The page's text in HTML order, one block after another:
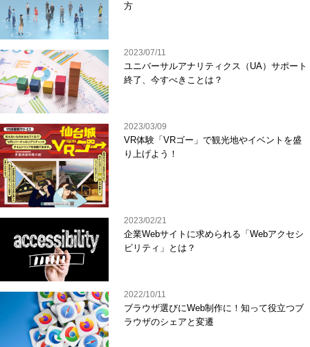
方
2023/07/11
ユニバーサルアナリティクス（UA）サポート
終了、今すべきことは？
2023/03/09
VR体験「VRゴー」で観光地やイベントを盛
り上げよう！
2023/02/21
企業Webサイトに求められる「Webアクセシ
ビリティ」とは？
2022/10/11
ブラウザ選びにWeb制作に！知って役立つブ
ラウザのシェアと変遷